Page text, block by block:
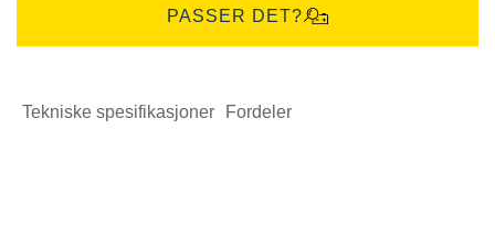
PASSER DET?
Tekniske spesifikasjoner Fordeler